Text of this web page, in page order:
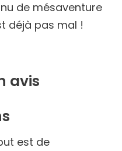
de mésaventure
déjà pas mal !
avis
est de